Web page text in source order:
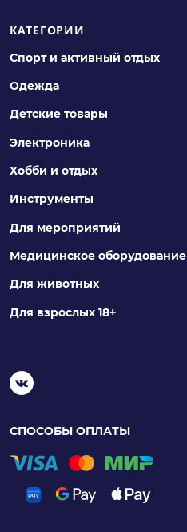
КАТЕГОРИИ
Спорт и активный отдых
Одежда
Детские товары
Электроника
Хобби и отдых
Инструменты
Для мероприятий
Медицинское оборудование
Для животных
Для взрослых 18+
СПОСОБЫ ОПЛАТЫ